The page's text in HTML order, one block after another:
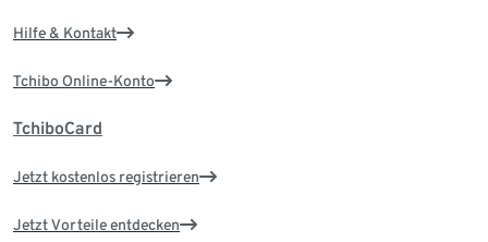
Hilfe & Kontakt
Tchibo Online-Konto
TchiboCard
Jetzt kostenlos registrieren
Jetzt Vorteile entdecken